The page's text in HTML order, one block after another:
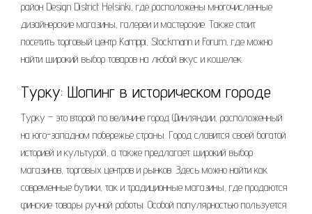
район Design District Helsinki, где расположены многочисленные
дизайнерские магазины, галереи и мастерские. Также стоит
посетить торговый центр Kamppi, Stockmann и Forum, где можно
найти широкий выбор товаров на любой вкус и кошелек.
Турку: Шопинг в историческом городе
Турку – это второй по величине город Финляндии, расположенный
на юго-западном побережье страны. Город славится своей богатой
историей и культурой, а также предлагает широкий выбор
магазинов, торговых центров и рынков. Здесь можно найти как
современные бутики, так и традиционные магазины, где продаются
финские товары ручной работы. Особой популярностью пользуется